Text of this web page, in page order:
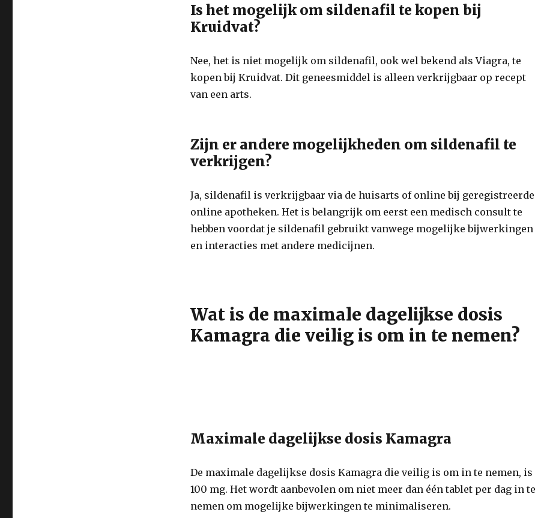
Is het mogelijk om sildenafil te kopen bij
Kruidvat?
Nee, het is niet mogelijk om sildenafil, ook wel bekend als Viagra, te
kopen bij Kruidvat. Dit geneesmiddel is alleen verkrijgbaar op recept
van een arts.
Zijn er andere mogelijkheden om sildenafil te
verkrijgen?
Ja, sildenafil is verkrijgbaar via de huisarts of online bij geregistreerde
online apotheken. Het is belangrijk om eerst een medisch consult te
hebben voordat je sildenafil gebruikt vanwege mogelijke bijwerkingen
en interacties met andere medicijnen.
Wat is de maximale dagelijkse dosis
Kamagra die veilig is om in te nemen?
Maximale dagelijkse dosis Kamagra
De maximale dagelijkse dosis Kamagra die veilig is om in te nemen, is
100 mg. Het wordt aanbevolen om niet meer dan één tablet per dag in te
nemen om mogelijke bijwerkingen te minimaliseren.